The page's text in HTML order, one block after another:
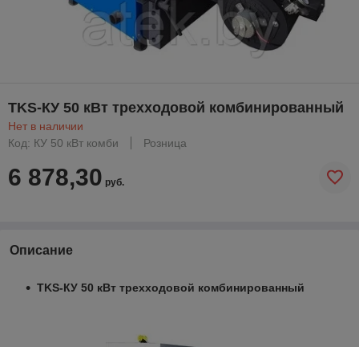
TKS-КУ 50 кВт трехходовой комбинированный
Нет в наличии
Код: КУ 50 кВт комби
Розница
6 878,30 руб.
Описание
TKS-КУ 50 кВт трехходовой комбинированный